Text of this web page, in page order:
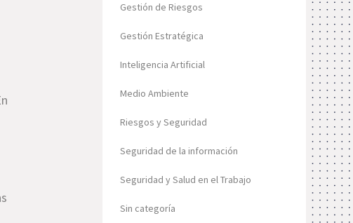
Gestión de Riesgos
Gestión Estratégica
Inteligencia Artificial
Medio Ambiente
Riesgos y Seguridad
Seguridad de la información
Seguridad y Salud en el Trabajo
Sin categoría